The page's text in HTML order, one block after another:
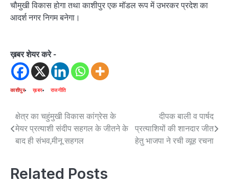
चौमुखी विकास होगा तथा काशीपुर एक मॉडल रूप में उभरकर प्रदेश का
आदर्श नगर निगम बनेगा।
ख़बर शेयर करे -
काशीपुर ख़बर राजनीति
Post
navigation
क्षेत्र का चहुंमुखी विकास कांग्रेस के
मेयर प्रत्याशी संदीप सहगल के जीतने के
बाद ही संभव,मीनू सहगल
दीपक बाली व पार्षद
प्रत्याशियों की शानदार जीत
हेतु भाजपा ने रची व्यूह रचना
Related Posts